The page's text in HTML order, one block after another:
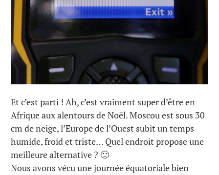
Et c’est parti ! Ah, c’est vraiment super d’être en
Afrique aux alentours de Noël. Moscou est sous 30
cm de neige, l’Europe de l’Ouest subit un temps
humide, froid et triste… Quel endroit propose une
meilleure alternative ? 🙂
Nous avons vécu une journée équatoriale bien